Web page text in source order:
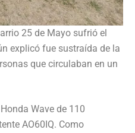
25 de Mayo sufrió el
explicó fue sustraída de la
que circulaban en un
Wave de 110
AO60IQ. Como